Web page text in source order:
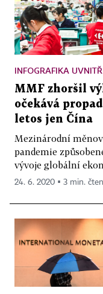
INFOGRAFIKA UVNITŘ
MMF zhoršil
očekává
letos jen Čína
Mezinárodní
pandemie
vývoje globální
24. 6. 2020 ▪ 3 min.